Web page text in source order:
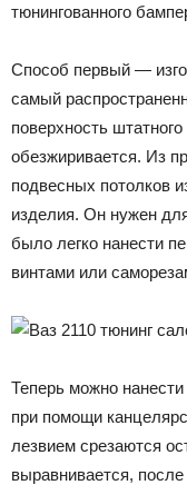
тюнингованного
Способ первый —
самый
поверхность
обезжиривается. Из
подвесных потолков
изделия. Он нужен
было легко нанести
винтами или
Теперь можно
при помощи
лезвием срезаются
выравнивается, после